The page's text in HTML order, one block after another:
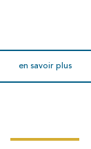
en savoir plus